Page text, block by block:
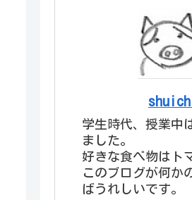
学生時代、授業中
ました。
好きな食べ物はト
このブログが何か
ばうれしいです。